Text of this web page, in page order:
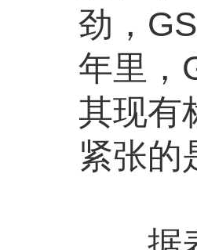
劲，
年里，
其现有
紧张的